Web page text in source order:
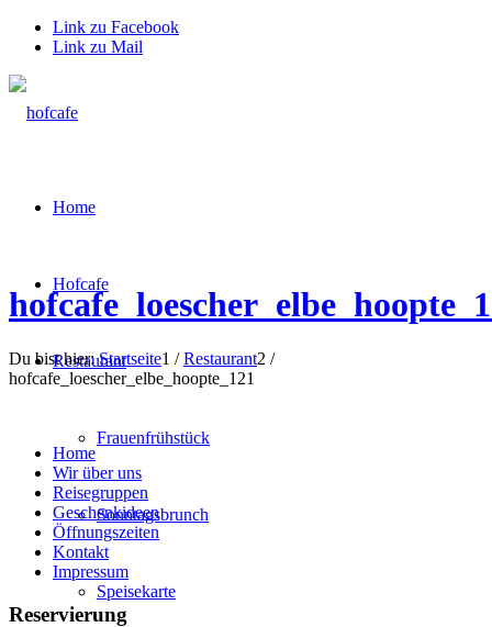
Link zu Facebook
Link zu Mail
Home
Hofcafe
Restaurant
Frauenfrühstück
Sonntagsbrunch
Speisekarte
Du bist hier: Startseite1 / Restaurant2 /
hofcafe_loescher_elbe_hoopte_121
Home
Wir über uns
Reisegruppen
Geschenkideen
Öffnungszeiten
Kontakt
Impressum
Reservierung